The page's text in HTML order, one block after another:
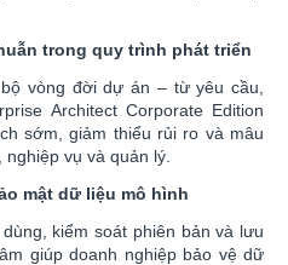
trong quy trình phát triển
vòng đời dự án – từ yêu cầu,
Architect Corporate Edition
sớm, giảm thiểu rủi ro và mâu
vụ và quản lý.
mật dữ liệu mô hình
kiểm soát phiên bản và lưu
giúp doanh nghiệp bảo vệ dữ